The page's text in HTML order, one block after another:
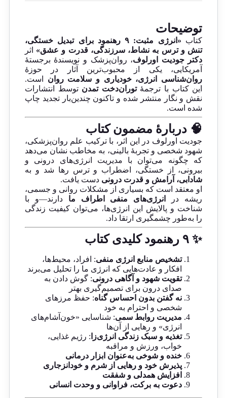
توضیحات
کتاب
«انرژی مثبت: ۹ رهنمود برای تبدیل خستگی،
تنش و ترس به نشاط، سرزندگی، قدرت و عشق» اثر
دکتر جودیت اورلوف، روان‌پزشک و نویسندهٔ برجستهٔ
آمریکایی، یکی از محبوب‌ترین آثار در حوزهٔ
روان‌شناسی انرژی، خودیاری و سلامت روان است.
این کتاب با ترجمهٔتوران‌دخت تمدن توسط انتشارات
نقش و نگار منتشر شده و تاکنون چندین‌بار تجدید چاپ
شده است.
🧠 دربارهٔ مضمون کتاب
جودیت اورلوف در این اثر، با ترکیب علم روان‌پزشکی،
شهود شخصی و تجربهٔ بالینی، به مخاطب نشان می‌دهد
که چگونه می‌توان با مدیریت انرژی‌های درونی و
بیرونی، از خستگی، اضطراب و ترس رها شد و به
شادابی، آرامش و قدرت درونی دست یافت.
او معتقد است که بسیاری از مشکلات روانی و جسمی،
ریشه در
انرژی‌های منفی اطراف ما دارند—و با
شناخت و پالایش این انرژی‌ها، می‌توان کیفیت زندگی
را به‌طور چشمگیری ارتقا داد.
✨ ۹ رهنمود کلیدی کتاب
تشخیص منابع انرژی منفی: افراد، محیط‌ها،
افکار و عادت‌هایی که انرژی ما را تحلیل می‌برند
تقویت شهود و آگاهی درونی: گوش دادن به
صدای درون برای تصمیم‌گیری بهتر
نه گفتن بدون احساس گناه: حفظ مرزهای
شخصی و احترام به خود
مدیریت روابط سمی: شناسایی «خون‌آشام‌های
انرژی» و رهایی از آن‌ها
تغذیه و سبک زندگی انرژی‌زا : رژیم غذایی،
خواب، ورزش و مراقبه
خنده و شوخی به‌عنوان ابزار درمانی
پذیرش خود و رهایی از شرم و خودانزجاری
افزایش همدلی و شفقت
دعوت به برکت، فراوانی و وحدت انسانی